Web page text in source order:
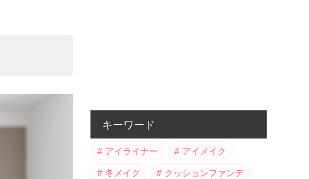
キーワード
アイライナー
アイメイク
冬メイク
クッションファンデ